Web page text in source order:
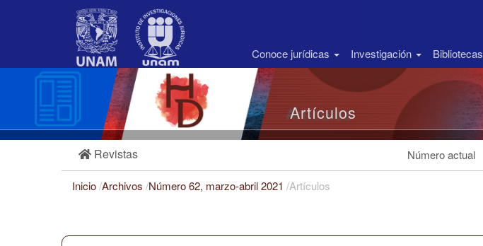
Barra
Conoce jurídicas Investigación Bibliotecas
Artículos
Revistas Número actual
Inicio/Archivos /Número 62, marzo-abril 2021 /Artículos